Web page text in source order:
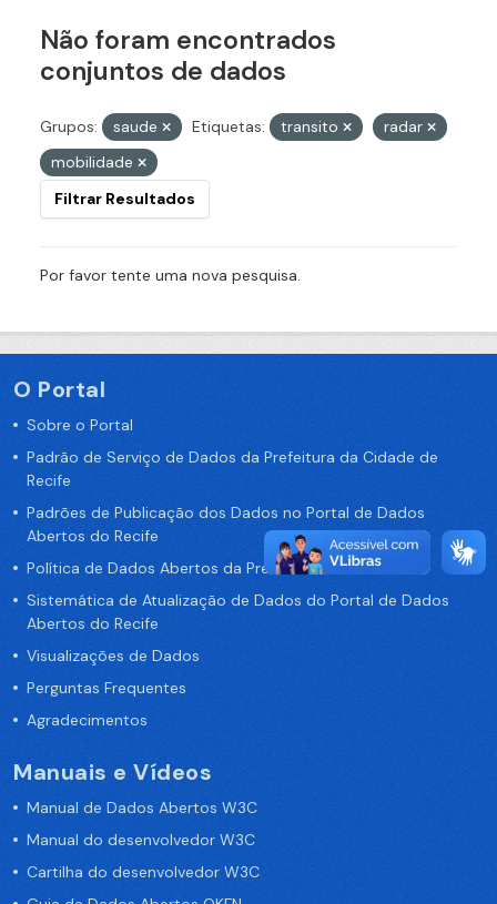
Não foram encontrados
conjuntos de dados
Grupos: saude Etiquetas: transito
radar
mobilidade
Filtrar Resultados
Por favor tente uma nova pesquisa.
O Portal
Sobre o Portal
Padrão de Serviço de Dados da Prefeitura da Cidade de
Recife
Padrões de Publicação dos Dados no Portal de Dados
Abertos do Recife
Política de Dados Abertos da Prefeitura do Recife
Sistemática de Atualização de Dados do Portal de Dados
Abertos do Recife
Visualizações de Dados
Perguntas Frequentes
Agradecimentos
Manuais e Vídeos
Manual de Dados Abertos W3C
Manual do desenvolvedor W3C
Cartilha do desenvolvedor W3C